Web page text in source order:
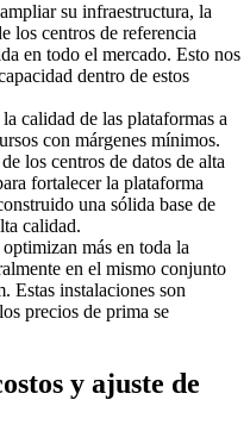
su infraestructura, la
los centros de referencia
en todo el mercado. Esto nos
dentro de estos
calidad de las plataformas a
con márgenes mínimos.
los centros de datos de alta
fortalecer la plataforma
una sólida base de
calidad.
más en toda la
en el mismo conjunto
Estas instalaciones son
precios de prima se
y ajuste de